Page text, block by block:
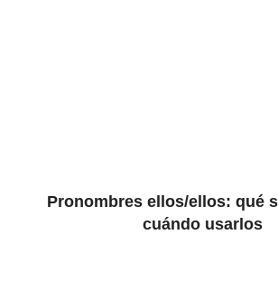
Pronombres ellos/ellos: qué
cuándo usarlos